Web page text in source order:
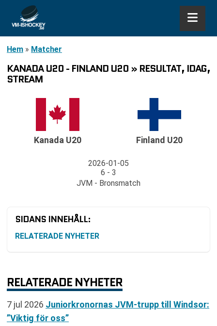
Hem » Matcher
KANADA U20 - FINLAND U20 » RESULTAT, IDAG,
STREAM
Kanada U20
2026-01-05
6 - 3
JVM - Bronsmatch
Finland U20
SIDANS INNEHÅLL:
RELATERADE NYHETER
RELATERADE NYHETER
7 jul 2026 Juniorkronornas JVM-trupp till Windsor:
”Viktig för oss”